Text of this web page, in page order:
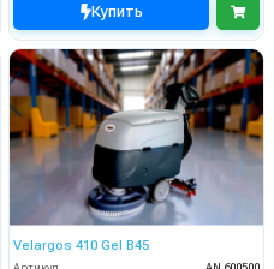
Купить
Velargos 410 Gel B45